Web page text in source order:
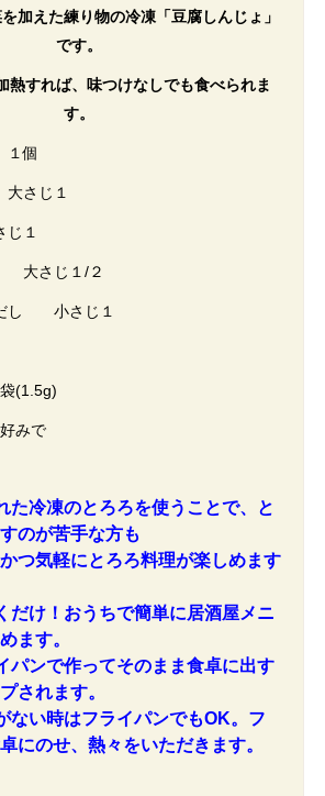
加えた練り物の冷凍「豆腐しんじょ」
です。
熱すれば、味つけなしでも食べられま
す。
個
さじ１
１
大さじ１/２
だし 小さじ１
(1.5g)
みで
た冷凍のとろろを使うことで、と
のが苦手な方も
つ気軽にとろろ料理が楽しめます
だけ！おうちで簡単に居酒屋メニ
ます。
パンで作ってそのまま食卓に出す
されます。
ない時はフライパンでもOK。フ
にのせ、熱々をいただきます。